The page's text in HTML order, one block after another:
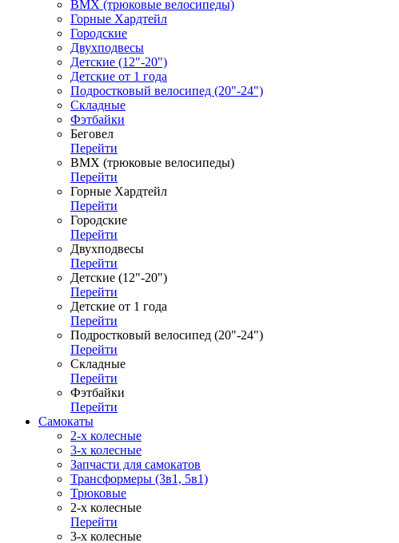
ВМХ (трюковые велосипеды)
Горные Хардтейл
Городские
Двухподвесы
Детские (12"-20")
Детские от 1 года
Подростковый велосипед (20"-24")
Складные
Фэтбайки
Беговел
Перейти
ВМХ (трюковые велосипеды)
Перейти
Горные Хардтейл
Перейти
Городские
Перейти
Двухподвесы
Перейти
Детские (12"-20")
Перейти
Детские от 1 года
Перейти
Подростковый велосипед (20"-24")
Перейти
Складные
Перейти
Фэтбайки
Перейти
Самокаты
2-х колесные
3-х колесные
Запчасти для самокатов
Трансформеры (3в1, 5в1)
Трюковые
2-х колесные
Перейти
3-х колесные